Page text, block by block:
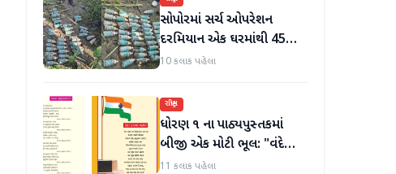
સોપોરમાં સર્ચ ઓપરેશન
દરમિયાન એક ઘરમાંથી 45
ગોળા મળી આવ્યા
10 કલાક પહેલા
રાષ્ટ્રીય
ધોરણ ૧ ના પાઠ્યપુસ્તકમાં
બીજી એક મોટી ભૂલ: "વંદે
ઉત્કલ જનની" શબ્દો અને
11 કલાક પહેલા